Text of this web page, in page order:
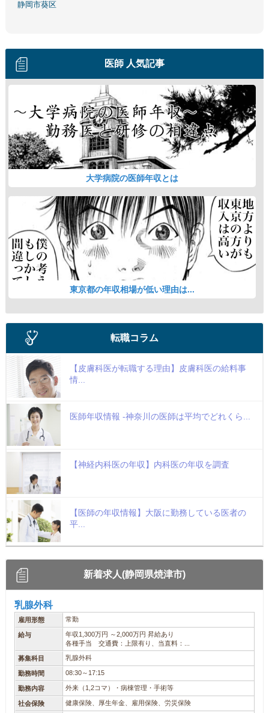
静岡市葵区
医師 人気記事
大学病院の医師年収とは
東京都の年収相場が低い理由は...
転職コラム
【皮膚科医が転職する理由】皮膚科医の給料事
情...
医師年収情報 -神奈川の医師は平均でどれくら...
【神経内科医の年収】内科医の年収を調査
【医師の年収情報】大阪に勤務している医者の
平...
新着求人(静岡県焼津市)
乳腺外科
雇用形態 常勤
給与
年収1,300万円 ～2,000万円 昇給あり
各種手当 交通費：上限有り、当直料：...
募集科目 乳腺外科
勤務時間 08:30～17:15
勤務内容 外来（1,2コマ）・病棟管理・手術等
社会保険 健康保険、厚生年金、雇用保険、労災保険